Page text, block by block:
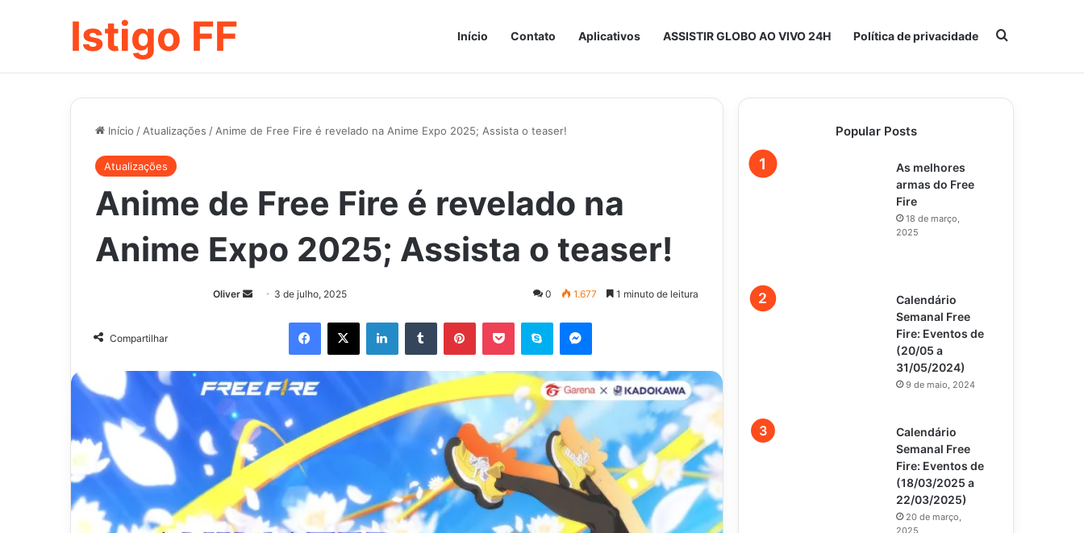
Istigo FF Início Contato Aplicativos ASSISTIR GLOBO AO VIVO 24H Política de privacidade Procurar por
Início / Atualizações / Anime de Free Fire é revelado na Anime Expo 2025; Assista o teaser!
Atualizações
Anime de Free Fire é revelado na
Anime Expo 2025; Assista o teaser!
Oliver
Mande3 de julho, 2025 0 1.677 1 minuto de leitura
Compartilhar
Facebook
X LinkedinTumblr PinterestPocket Skype Messenger
Popular Posts
As melhores
armas do Free
Fire
18 de março,
2025
Calendário
Semanal Free
Fire: Eventos de
(20/05 a
31/05/2024)
9 de maio, 2024
Calendário
Semanal Free
Fire: Eventos de
(18/03/2025 a
22/03/2025)
20 de março,
2025